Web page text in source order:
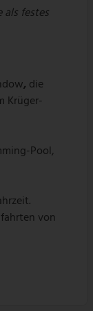
als festes
, die
Krüger-
Pool,
von